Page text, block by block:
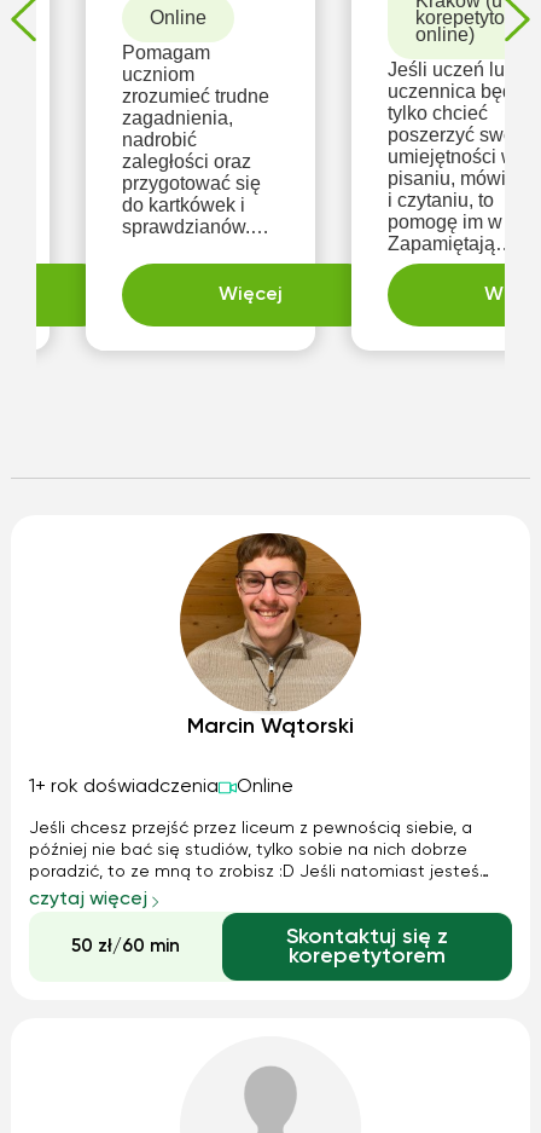
Online
Pomagam
uczniom
zrozumieć trudne
zagadnienia,
nadrobić
zaległości oraz
przygotować się
do kartkówek i
sprawdzianów.
korzystam z
moich ćwiczeń
interaktywnych,
udostępniam po
Więcej
korepetytora,
online)
Jeśli uczeń lub
uczennica będą
tylko chcieć
poszerzyć swoje
umiejętności w
pisaniu,
i czytaniu, to
pomogę im w tym.
Zapamiętają
wymowę
jakichkolwiek
niemieckich
wyrazów. Gdy już
to opanują,
będzie stresem.
Marcin Wątorski
1+ rok doświadczenia Online
Jeśli chcesz przejść przez liceum z pewnością siebie, a
później nie bać się studiów, tylko sobie na nich dobrze
poradzić, to ze mną to zrobisz :D Jeśli natomiast jesteś
jeszcze w podstawówce, też jak najbardziej znajdziesz u
bezpieczeństwa i zapał d...
czytaj więcej
50 zł/60 min
Skontaktuj się z
korepetytorem